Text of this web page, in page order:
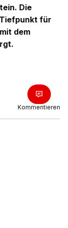
Die
für
dem
Kommentieren